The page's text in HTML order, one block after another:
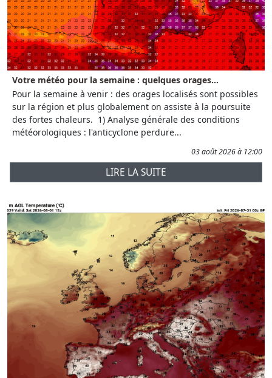
Votre météo pour la semaine : quelques orages...
Pour la semaine à venir : des orages localisés sont possibles
sur la région et plus globalement on assiste à la poursuite
des fortes chaleurs. 1) Analyse générale des conditions
météorologiques : l'anticyclone perdure...
03 août 2026 à 12:00
LIRE LA SUITE